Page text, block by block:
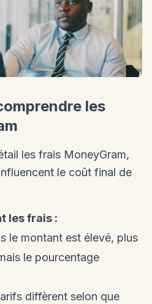
les
les frais MoneyGram,
le coût final de
les frais :
le montant est élevé, plus
le pourcentage
diffèrent selon que